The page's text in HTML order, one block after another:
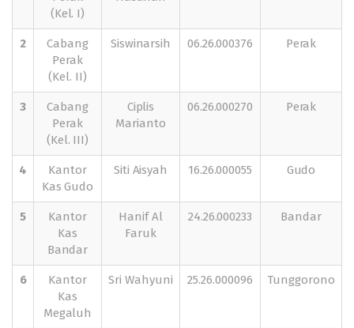
(Kel. I)
2
Cabang
Perak
(Kel. II)
Siswinarsih 06.26.000376 Perak
3
Cabang
Perak
(Kel. III)
Ciplis
Marianto
06.26.000270 Perak
4
Kantor
Kas Gudo
Siti Aisyah 16.26.000055 Gudo
5
Kantor
Kas
Bandar
Hanif Al
Faruk
24.26.000233 Bandar
6
Kantor
Kas
Megaluh
Sri Wahyuni 25.26.000096 Tunggorono